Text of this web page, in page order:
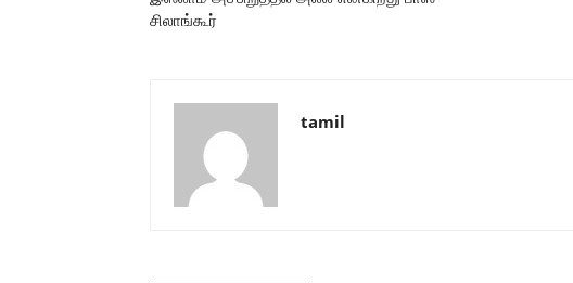
சிலாங்கூர்
tamil